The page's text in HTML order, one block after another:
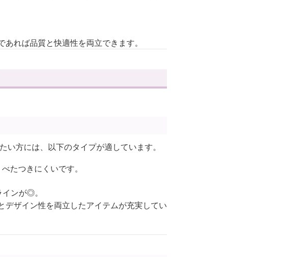
れば品質と快適性を両立できます。
方には、以下のタイプが適しています。
たつきにくいです。
ンが◎。
ザイン性を両立したアイテムが充実してい